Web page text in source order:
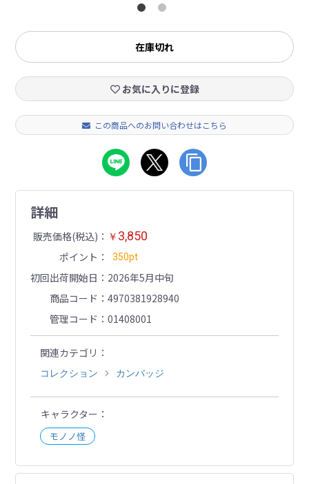
在庫切れ
お気に入りに登録
この商品へのお問い合わせはこちら
詳細
販売価格(税込) ￥ 3,850
ポイント 350pt
初回出荷開始日
2026年5月中旬
商品コード
4970381928940
管理コード
01408001
関連カテゴリ
コレクション カンバッジ
キャラクター
モノノ怪